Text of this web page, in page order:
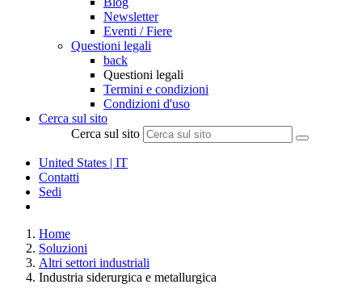
Newsletter
Eventi / Fiere
Questioni legali
back
Questioni legali
Termini e condizioni
Condizioni d'uso
Cerca sul sito
Cerca sul sito
United States | IT
Contatti
Sedi
Home
Soluzioni
Altri settori industriali
Industria siderurgica e metallurgica